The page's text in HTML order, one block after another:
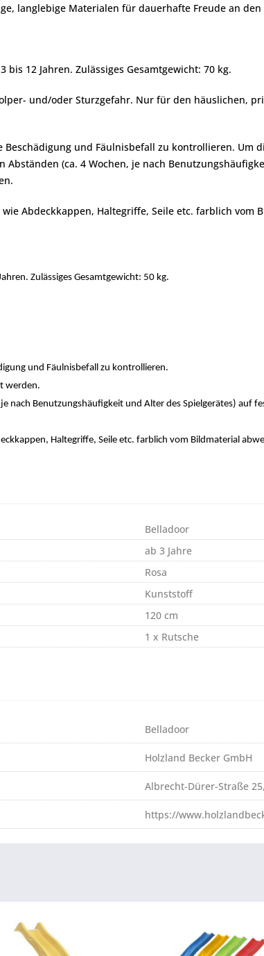
langlebige Materialen für dauerhafte Freude an
12 Jahren. Zulässiges Gesamtgewicht: 70 kg.
und/oder Sturzgefahr. Nur für den häuslichen,
und Fäulnisbefall zu kontrollieren. Um
(ca. 4 Wochen, je nach
Abdeckkappen, Haltegriffe, Seile etc. farblich vom
Zulässiges Gesamtgewicht: 50 kg.
und Fäulnisbefall zu kontrollieren.
werden.
nach Benutzungshäufigkeit und Alter des Spielgerätes) auf
Haltegriffe, Seile etc. farblich vom Bildmaterial
Belladoor
ab 3 Jahre
Rosa
Kunststoff
120 cm
1 x Rutsche
Belladoor
Holzland Becker GmbH
Albrecht-Dürer-Straße
https://